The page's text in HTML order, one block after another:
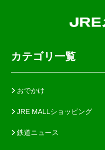
カテゴリ一覧
おでかけ
JRE MALLショッピング
鉄道ニュース